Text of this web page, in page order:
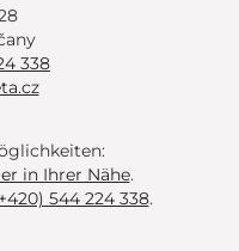
338
in Ihrer Nähe.
544 224 338.